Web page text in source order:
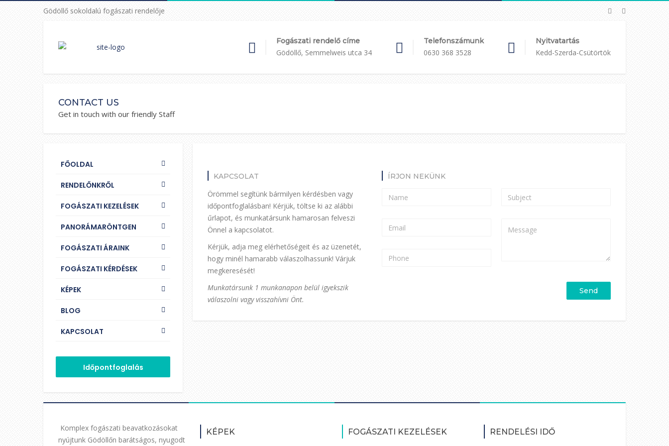
Gödöllő sokoldalú fogászati rendelője
Fogászati rendelő címe
Gödöllő, Semmelweis utca 34
Telefonszámunk
0630 368 3528
Nyitvatartás
Kedd-Szerda-Csütörtök
CONTACT US
Get in touch with our friendly Staff
FŐOLDAL
RENDELŐNKRŐL
FOGÁSZATI KEZELÉSEK
PANORÁMARÖNTGEN
FOGÁSZATI ÁRAINK
FOGÁSZATI KÉRDÉSEK
KÉPEK
BLOG
KAPCSOLAT
Időpontfoglalás
KAPCSOLAT
Örömmel segítünk bármilyen kérdésben vagy
időpontfoglalásban! Kérjük, töltse ki az alábbi
űrlapot, és munkatársunk hamarosan felveszi
Önnel a kapcsolatot.
Kérjük, adja meg elérhetőségeit és az üzenetét,
hogy minél hamarabb válaszolhassunk! Várjuk
megkeresését!
Munkatársunk 1 munkanapon belül igyekszik
válaszolni vagy visszahívni Önt.
ÍRJON NEKÜNK
Komplex fogászati beavatkozásokat
nyújtunk Gödöllőn barátságos, nyugodt
KÉPEK FOGÁSZATI KEZELÉSEK RENDELÉSI IDŐ